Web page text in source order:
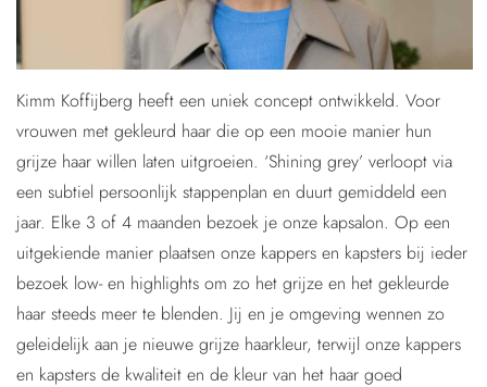
Kimm Koffijberg heeft een uniek concept ontwikkeld. Voor
vrouwen met gekleurd haar die op een mooie manier hun
grijze haar willen laten uitgroeien. ‘Shining grey’ verloopt via
een subtiel persoonlijk stappenplan en duurt gemiddeld een
jaar. Elke 3 of 4 maanden bezoek je onze kapsalon. Op een
uitgekiende manier plaatsen onze kappers en kapsters bij ieder
bezoek low- en highlights om zo het grijze en het gekleurde
haar steeds meer te blenden. Jij en je omgeving wennen zo
geleidelijk aan je nieuwe grijze haarkleur, terwijl onze kappers
en kapsters de kwaliteit en de kleur van het haar goed